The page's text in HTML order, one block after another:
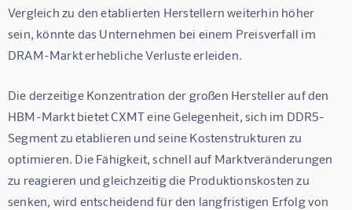
Vergleich zu den etablierten Herstellern weiterhin höher
sein, könnte das Unternehmen bei einem Preisverfall im
DRAM-Markt erhebliche Verluste erleiden.
Die derzeitige Konzentration der großen Hersteller auf den
HBM-Markt bietet CXMT eine Gelegenheit, sich im DDR5-
Segment zu etablieren und seine Kostenstrukturen zu
optimieren. Die Fähigkeit, schnell auf Marktveränderungen
zu reagieren und gleichzeitig die Produktionskosten zu
senken, wird entscheidend für den langfristigen Erfolg von